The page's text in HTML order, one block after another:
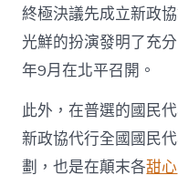
終極決議先成立新政
光鮮的扮演發明了充
年9月在北平召開。
此外，在普選的國民
新政協代行全國國民
劃，也是在顛末各甜心